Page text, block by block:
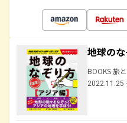
地球の
BOOKS 旅
2022.11.25